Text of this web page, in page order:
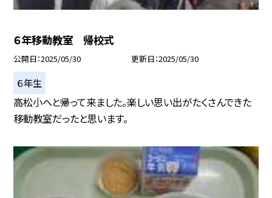
６年移動教室 帰校式
公開日 2025/05/30 更新日 2025/05/30
６年生
高松小へと帰って来ました。楽しい思い出がたくさんできた
移動教室だったと思います。